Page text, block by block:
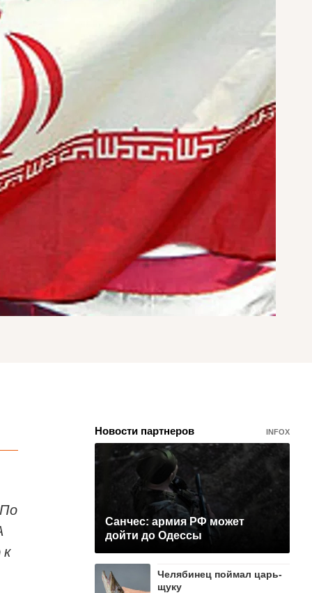
Новости партнеров INFOX
Санчес: армия РФ может
дойти до Одессы
Челябинец поймал царь-
щуку